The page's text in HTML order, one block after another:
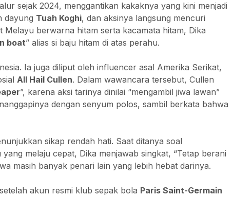
sejak 2024, menggantikan kakaknya yang kini menjadi
dayung Tuah Koghi, dan aksinya langsung mencuri
berwarna hitam serta kacamata hitam, Dika
boat” alias si baju hitam di atas perahu.
Ia juga diliput oleh influencer asal Amerika Serikat,
All Hail Cullen. Dalam wawancara tersebut, Cullen
”, karena aksi tarinya dinilai “mengambil jiwa lawan”
dengan senyum polos, sambil berkata bahwa
sikap rendah hati. Saat ditanya soal
melaju cepat, Dika menjawab singkat, “Tetap berani
masih banyak penari lain yang lebih hebat darinya.
akun resmi klub sepak bola Paris Saint-Germain